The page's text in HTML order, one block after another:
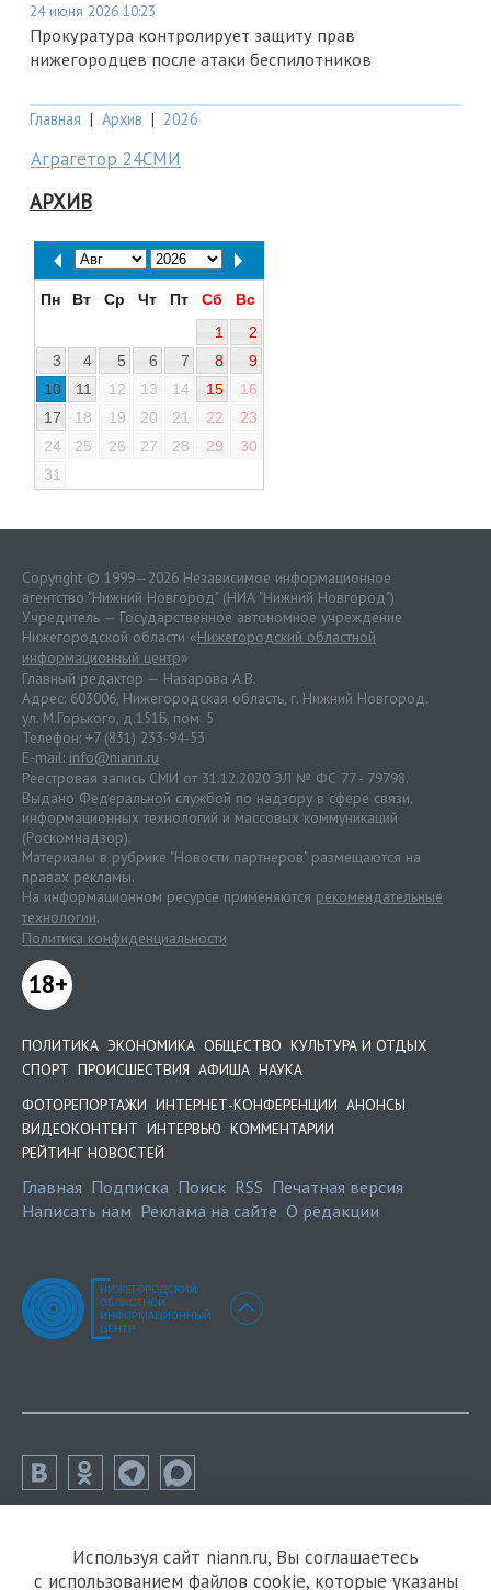
24 июня 2026 10:23
Прокуратура контролирует защиту прав
нижегородцев после атаки беспилотников
Главная | Архив | 2026
Аграгетор 24СМИ
АРХИВ
Пн Вт Ср Чт Пт Сб
Вс
1
2
3
4 5 6 7 8
9
10
11 12 13 14 15
16
17
18 19 20 21 22
23
24
25 26 27 28 29
30
31
Copyright © 1999—2026 Независимое информационное
агентство "Нижний Новгород" (НИА "Нижний Новгород")
Учредитель — Государственное автономное учреждение
Нижегородской области «Нижегородский областной
информационный центр»
Главный редактор — Назарова А.В.
Адрес: 603006, Нижегородская область, г. Нижний Новгород.
ул. М.Горького, д.151Б, пом. 5
Телефон: +7 (831) 233-94-53
E-mail: info@niann.ru
Реестровая запись СМИ от 31.12.2020 ЭЛ № ФС 77 - 79798.
Выдано Федеральной службой по надзору в сфере связи,
информационных технологий и массовых коммуникаций
(Роскомнадзор).
Материалы в рубрике "Новости партнеров" размещаются на
правах рекламы.
На информационном ресурсе применяются рекомендательные
технологии.
Политика конфиденциальности
18+
ПОЛИТИКА ЭКОНОМИКА ОБЩЕСТВО КУЛЬТУРА И ОТДЫХ
СПОРТ ПРОИСШЕСТВИЯ АФИША НАУКА
ФОТОРЕПОРТАЖИ ИНТЕРНЕТ-КОНФЕРЕНЦИИ АНОНСЫ
ВИДЕОКОНТЕНТ ИНТЕРВЬЮ КОММЕНТАРИИ
РЕЙТИНГ НОВОСТЕЙ
Главная Подписка Поиск RSS Печатная версия
Написать нам Реклама на сайте О редакции
Используя сайт niann.ru, Вы соглашаетесь
с использованием файлов cookie, которые указаны